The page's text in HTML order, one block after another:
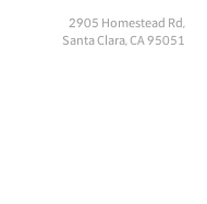
2905 Homestead Rd,
Santa Clara, CA 95051